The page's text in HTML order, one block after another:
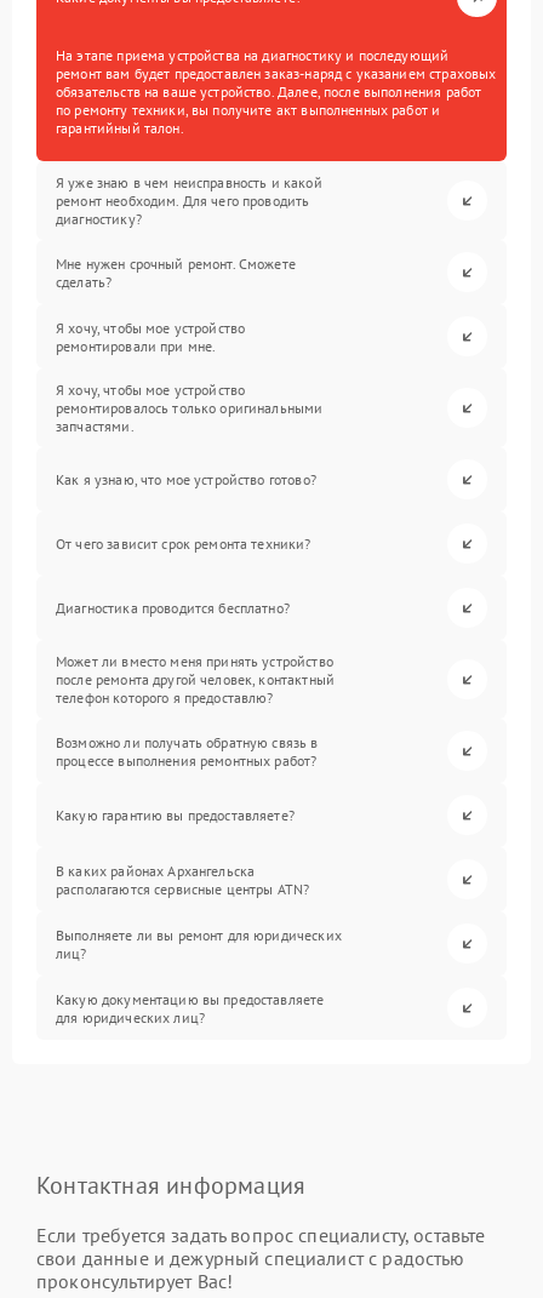
На этапе приема устройства на диагностику и последующий
ремонт вам будет предоставлен заказ-наряд с указанием страховых
обязательств на ваше устройство. Далее, после выполнения работ
по ремонту техники, вы получите акт выполненных работ и
гарантийный талон.
Я уже знаю в чем неисправность и какой
ремонт необходим. Для чего проводить
диагностику?
Мне нужен срочный ремонт. Сможете
сделать?
Я хочу, чтобы мое устройство
ремонтировали при мне.
Я хочу, чтобы мое устройство
ремонтировалось только оригинальными
запчастями.
Как я узнаю, что мое устройство готово?
От чего зависит срок ремонта техники?
Диагностика проводится бесплатно?
Может ли вместо меня принять устройство
после ремонта другой человек, контактный
телефон которого я предоставлю?
Возможно ли получать обратную связь в
процессе выполнения ремонтных работ?
Какую гарантию вы предоставляете?
В каких районах Архангельска
располагаются сервисные центры ATN?
Выполняете ли вы ремонт для юридических
лиц?
Какую документацию вы предоставляете
для юридических лиц?
Контактная информация
Если требуется задать вопрос специалисту, оставьте
свои данные и дежурный специалист с радостью
проконсультирует Вас!